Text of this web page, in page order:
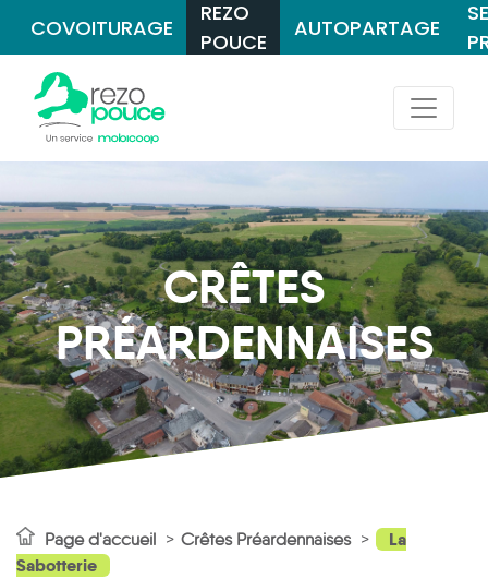
COVOITURAGE
REZO
POUCE
AUTOPARTAGE
CRÊTES
PRÉARDENNAISES
Page d'accueil Crêtes Préardennaises
La
Sabotterie